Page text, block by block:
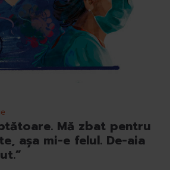
Mă zbat pentru
așa mi-e felul. De-aia